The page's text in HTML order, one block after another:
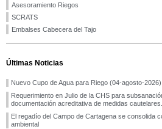
Asesoramiento Riegos
SCRATS
Embalses Cabecera del Tajo
Últimas Noticias
Nuevo Cupo de Agua para Riego (04-agosto-2026)
Requerimiento en Julio de la CHS para
documentación acreditativa de medidas
El regadío del Campo de Cartagena se consolida
ambiental